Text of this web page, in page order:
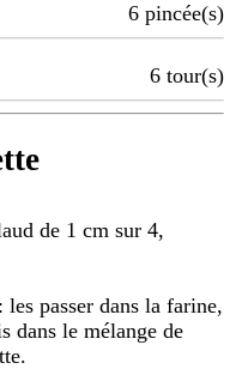
6 pincée(s)
6 tour(s)
de 1 cm sur 4,
passer dans la farine,
dans le mélange de